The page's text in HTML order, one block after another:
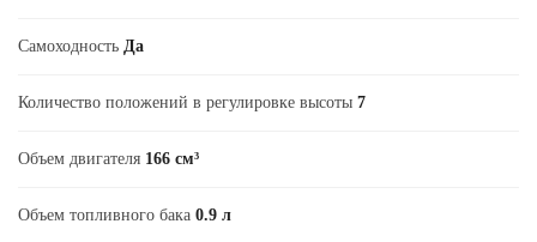
Самоходность Да
Количество положений в регулировке высоты 7
Объем двигателя 166 см³
Объем топливного бака 0.9 л